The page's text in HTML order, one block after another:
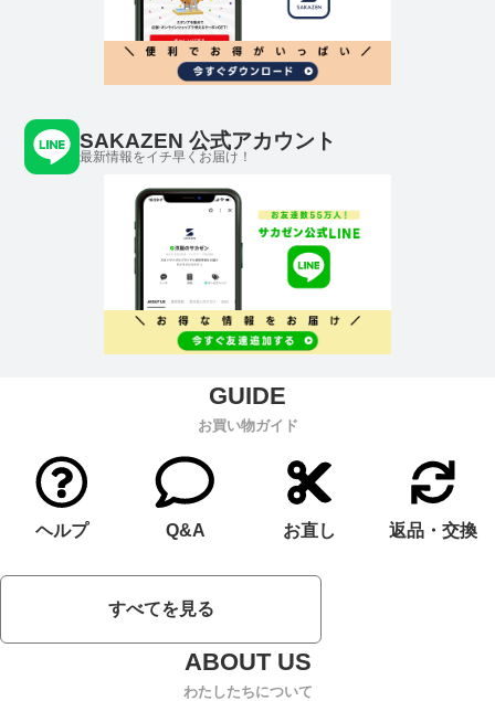
SAKAZEN 公式アカウント
最新情報をイチ早くお届け！
お買い物ガイド
ヘルプ Q&A お直し 返品・交換
すべてを見る
わたしたちについて